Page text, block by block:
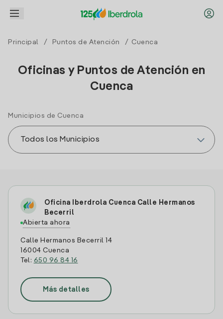
Principal / Puntos de Atención / Cuenca
Oficinas y Puntos de Atención en
Cuenca
Municipios de Cuenca
Oficina Iberdrola Cuenca Calle Hermanos
Becerril
Abierta ahora
Calle Hermanos Becerril 14
16004 Cuenca
Tel: 650 96 84 16
Más detalles